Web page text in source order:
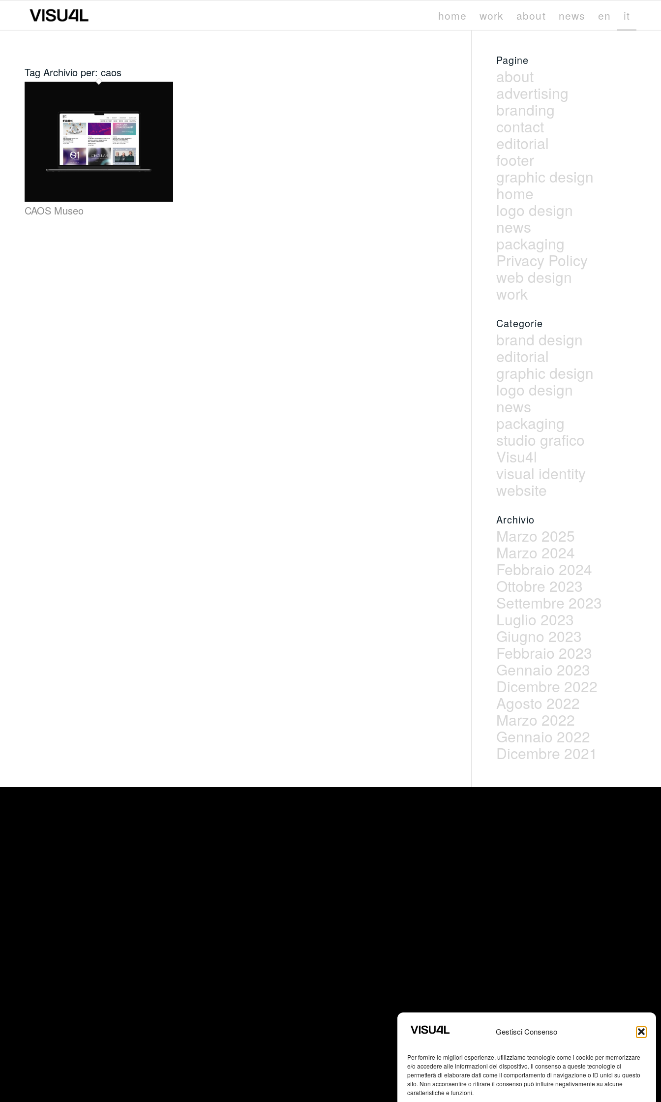
Gestisci Consenso
Per fornire le migliori esperienze, utilizziamo tecnologie come i cookie per memorizzare
e/o accedere alle informazioni del dispositivo. Il consenso a queste tecnologie ci
permetterà di elaborare dati come il comportamento di navigazione o ID unici su questo
sito. Non acconsentire o ritirare il consenso può influire negativamente su alcune
caratteristiche e funzioni.
home work about news en it
Tag Archivio per: caos
CAOS Museo
Pagine
about
advertising
branding
contact
editorial
footer
graphic design
home
logo design
news
packaging
Privacy Policy
web design
work
Categorie
brand design
editorial
graphic design
logo design
news
packaging
studio grafico
Visu4l
visual identity
website
Archivio
Marzo 2025
Marzo 2024
Febbraio 2024
Ottobre 2023
Settembre 2023
Luglio 2023
Giugno 2023
Febbraio 2023
Gennaio 2023
Dicembre 2022
Agosto 2022
Marzo 2022
Gennaio 2022
Dicembre 2021